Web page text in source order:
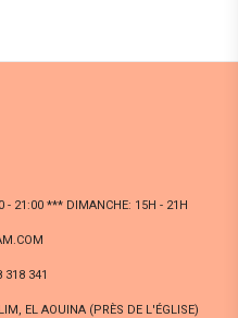
- 21:00 *** DIMANCHE: 15H - 21H
318 341
EL AOUINA (PRÈS DE L'ÉGLISE)